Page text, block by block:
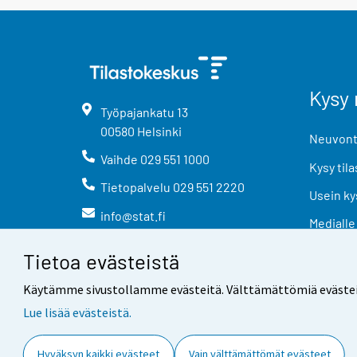
Tietoa evästeistä
Käytämme sivustollamme evästeitä. Välttämättömiä
Lue lisää evästeistä.
Hyväksyn kaikki evästeet Vain välttämättömät evästeet
Työpajankatu 13
00580 Helsinki
Vaihde 029 551 1000
Tietopalvelu 029 551 2220
info@stat.fi
Kysy
Usein
Medialle
Yhteystiedot Palaute